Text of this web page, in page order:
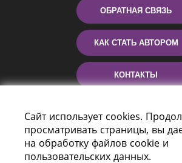
ОБРАТНАЯ СВЯЗЬ
КАК СТАТЬ АВТОРОМ
КОНТАКТЫ
Сайт использует cookies.
просматривать страницы, вы
на обработку файлов cookie и
пользовательских данных.